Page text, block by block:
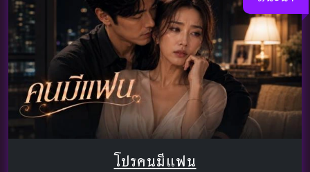
โปรคนมีแฟน